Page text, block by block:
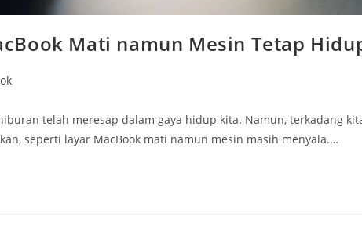
Mati namun Mesin Tetap
telah meresap dalam gaya hidup kita. Namun, terkadang
seperti layar MacBook mati namun mesin masih menyala.…